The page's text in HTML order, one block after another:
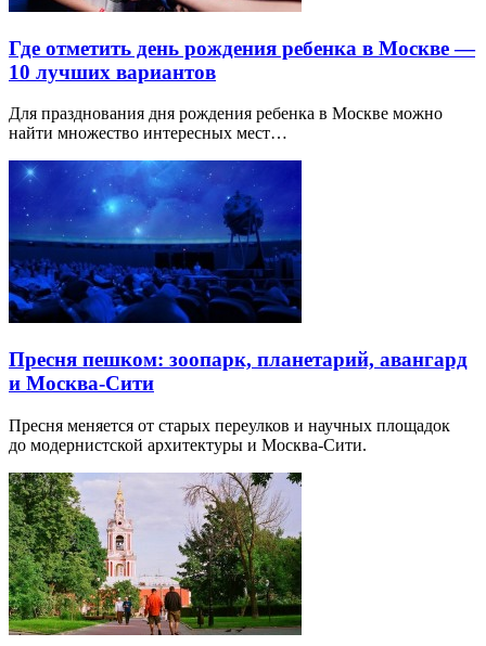
Где отметить день рождения ребенка в Москве —
10 лучших вариантов
Для празднования дня рождения ребенка в Москве можно
найти множество интересных мест…
Пресня пешком: зоопарк, планетарий, авангард
и Москва-Сити
Пресня меняется от старых переулков и научных площадок
до модернистской архитектуры и Москва-Сити.